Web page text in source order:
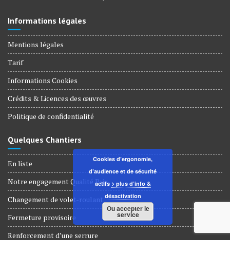
Informations légales
Mentions légales
Tarif
Informations Cookies
Crédits & Licences des œuvres
Politique de confidentialité
Quelques Chantiers
En liste
Notre engagement Qualité Prix
Changement de volet-roulant
Fermeture provisoire
Renforcement d’une serrure
Cookies d’ergonomie,
d’audience et de sécurité
actifs > plus d’info &
désactivation
Ou accepter le
service